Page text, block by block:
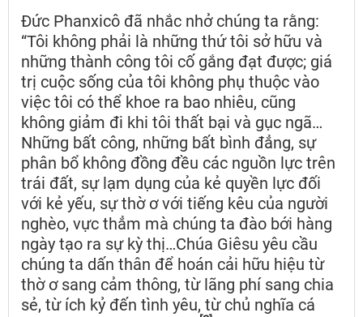
Đức Phanxicô đã nhắc nhở chúng ta rằng:
“Tôi không phải là những thứ tôi sở hữu và
những thành công tôi cố gắng đạt được; giá
trị cuộc sống của tôi không phụ thuộc vào
việc tôi có thể khoe ra bao nhiêu, cũng
không giảm đi khi tôi thất bại và gục ngã…
Những bất công, những bất bình đẳng, sự
phân bổ không đồng đều các nguồn lực trên
trái đất, sự lạm dụng của kẻ quyền lực đối
với kẻ yếu, sự thờ ơ với tiếng kêu của người
nghèo, vực thẳm mà chúng ta đào bới hàng
ngày tạo ra sự kỳ thị…Chúa Giêsu yêu cầu
chúng ta dấn thân để hoán cải hữu hiệu từ
thờ ơ sang cảm thông, từ lãng phí sang chia
sẻ, từ ích kỷ đến tình yêu, từ chủ nghĩa cá